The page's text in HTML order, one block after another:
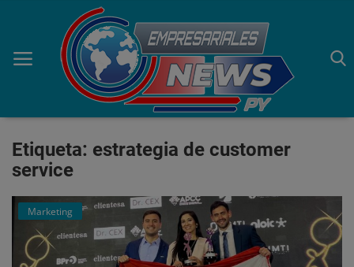
Inicio
Negocios
Tecnología
Etiqueta: estrategia de customer
service
Marketing